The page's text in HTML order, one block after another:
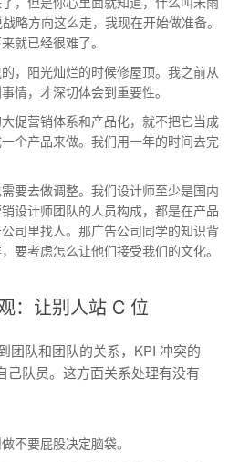
略方向这么走，我现在开始做准备。
就已经很难了。
，阳光灿烂的时候修屋顶。我之前从
情，才深切体会到重要性。
促营销体系和产品化，就不把它当成
个产品来做。我们用一年的时间去完
要去做调整。我们设计师至少是国内
设计师团队的人员构成，都是在产品
司里找人。那广告公司同学的知识背
要考虑怎么让他们接受我们的文化。
：让别人站 C 位
团队和团队的关系，KPI 冲突的
己队员。这方面关系处理有没有
不要屁股决定脑袋。